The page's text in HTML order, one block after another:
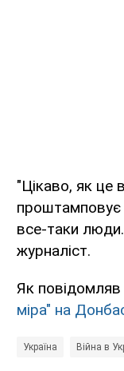
"Цікаво, як це
проштамповує
все-таки люди.
журналіст.
Як
міра" на
Україна Війна в